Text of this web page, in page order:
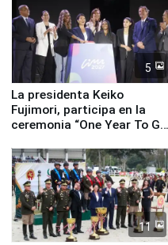
5
La presidenta Keiko
Fujimori, participa en la
ceremonia “One Year To Go
11